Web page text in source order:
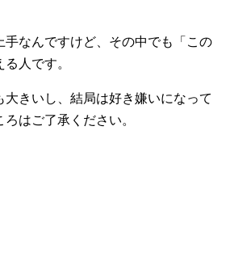
手なんですけど、その中でも「この
人です。
きいし、結局は好き嫌いになって
はご了承ください。